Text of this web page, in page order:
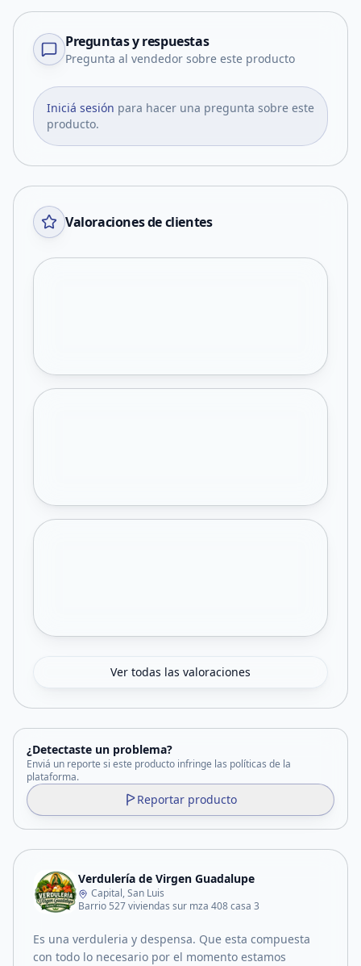
Preguntas y respuestas
Pregunta al vendedor sobre este producto
Iniciá sesión para hacer una pregunta sobre este
producto.
Valoraciones de clientes
Ver todas las valoraciones
¿Detectaste un problema?
Enviá un reporte si este producto infringe las políticas de la
plataforma.
Reportar producto
Verdulería de Virgen Guadalupe
Capital, San Luis
Barrio 527 viviendas sur mza 408 casa 3
Es una verduleria y despensa. Que esta compuesta
con todo lo necesario por el momento estamos